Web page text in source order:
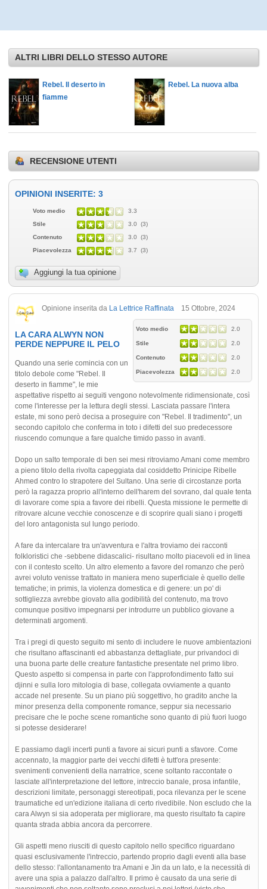
ALTRI LIBRI DELLO STESSO AUTORE
Rebel. Il deserto in
fiamme
Rebel. La nuova alba
RECENSIONE UTENTI
OPINIONI INSERITE: 3
Voto medio
3.3
Stile
3.0 (3)
Contenuto
3.0 (3)
Piacevolezza
3.7 (3)
Aggiungi la tua opinione
Opinione inserita da La Lettrice Raffinata 15 Ottobre, 2024
Voto medio 2.0
Stile 2.0
Contenuto 2.0
Piacevolezza 2.0
LA CARA ALWYN NON
PERDE NEPPURE IL PELO
Quando una serie comincia con un
titolo debole come "Rebel. Il
deserto in fiamme", le mie
aspettative rispetto ai seguiti vengono notevolmente ridimensionate, così
come l'interesse per la lettura degli stessi. Lasciata passare l'intera
estate, mi sono però decisa a proseguire con "Rebel. Il tradimento", un
secondo capitolo che conferma in toto i difetti del suo predecessore
riuscendo comunque a fare qualche timido passo in avanti.
Dopo un salto temporale di ben sei mesi ritroviamo Amani come membro
a pieno titolo della rivolta capeggiata dal cosiddetto Prinicipe Ribelle
Ahmed contro lo strapotere del Sultano. Una serie di circostanze porta
però la ragazza proprio all'interno dell'harem del sovrano, dal quale tenta
di lavorare come spia a favore dei ribelli. Questa missione le permette di
ritrovare alcune vecchie conoscenze e di scoprire quali siano i progetti
del loro antagonista sul lungo periodo.
A fare da intercalare tra un'avventura e l'altra troviamo dei racconti
folkloristici che -sebbene didascalici- risultano molto piacevoli ed in linea
con il contesto scelto. Un altro elemento a favore del romanzo che però
avrei voluto venisse trattato in maniera meno superficiale è quello delle
tematiche; in primis, la violenza domestica e di genere: un po' di
sottigliezza avrebbe giovato alla godibilità del contenuto, ma trovo
comunque positivo impegnarsi per introdurre un pubblico giovane a
determinati argomenti.
Tra i pregi di questo seguito mi sento di includere le nuove ambientazioni
che risultano affascinanti ed abbastanza dettagliate, pur privandoci di
una buona parte delle creature fantastiche presentate nel primo libro.
Questo aspetto si compensa in parte con l'approfondimento fatto sui
djinni e sulla loro mitologia di base, collegata ovviamente a quanto
accade nel presente. Su un piano più soggettivo, ho gradito anche la
minor presenza della componente romance, seppur sia necessario
precisare che le poche scene romantiche sono quanto di più fuori luogo
si potesse desiderare!
E passiamo dagli incerti punti a favore ai sicuri punti a sfavore. Come
accennato, la maggior parte dei vecchi difetti è tutt'ora presente:
svenimenti convenienti della narratrice, scene soltanto raccontate o
lasciate all'interpretazione del lettore, intreccio banale, prosa infantile,
descrizioni limitate, personaggi stereotipati, poca rilevanza per le scene
traumatiche ed un'edizione italiana di certo rivedibile. Non escludo che la
cara Alwyn si sia adoperata per migliorare, ma questo risultato fa capire
quanta strada abbia ancora da percorrere.
Gli aspetti meno riusciti di questo capitolo nello specifico riguardano
quasi esclusivamente l'intreccio, partendo proprio dagli eventi alla base
dello stesso: l'allontanamento tra Amani e Jin da un lato, e la necessità di
avere una spia a palazzo dall'altro. Il primo è causato da una serie di